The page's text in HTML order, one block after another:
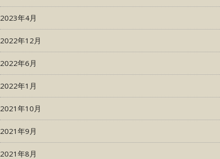
2023年4月
2022年12月
2022年6月
2022年1月
2021年10月
2021年9月
2021年8月